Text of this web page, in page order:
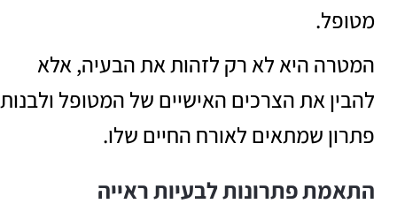
מטופל.
המטרה היא לא רק לזהות את הבעיה, אלא
להבין את הצרכים האישיים של המטופל ולבנות
פתרון שמתאים לאורח החיים שלו.
התאמת פתרונות לבעיות ראייה